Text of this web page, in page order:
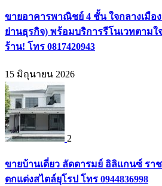
ขายอาคารพาณิชย์ 4 ชั้น ใจกลางเมือ
ย่านธุรกิจ) พร้อมบริการรีโนเวทตาม
ร้าน! โทร 0817420943
15 มิถุนายน 2026
2
ขายบ้านเดี่ยว ลัดดารมย์ อิลิแกนซ์ รา
ตกแต่งสไตล์ยุโรป โทร 0944836998